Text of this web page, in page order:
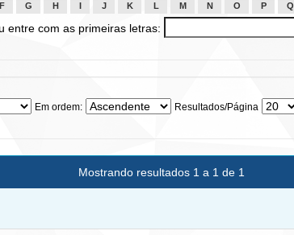
F G H J K L M N O P Q
entre com as primeiras letras:
Em ordem: Resultados/Página
Mostrando resultados 1 a 1 de 1